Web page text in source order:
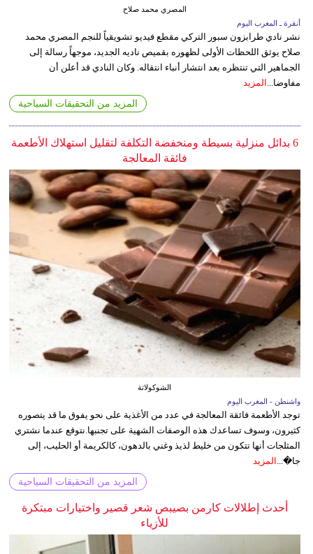
المصري محمد صلاح
أنقرة ـ المغرب اليوم
نشر نادي طرابزون سبور التركي مقطع فيديو تشويقياً للنجم المصري محمد
صلاح يوثق اللحظات الأولى لظهوره بقميص ناديه الجديد، موجهاً رسالة إلى
الجماهير التي تنتظره بعد انتشار أنباء انتقاله. وكان النادي قد أعلن أن
مفاوضا... المزيد
المزيد من التحقيقات السياحية
6 بدائل منزلية بسيطة ومنخفضة التكلفة لتقليل استهلاك الأطعمة
فائقة المعالجة
الشوكولاتة
واشنطن - المغرب اليوم
توجد الأطعمة فائقة المعالجة في عدد من الأغذية على نحو يفوق ما قد يتصوره
كثيرون، وسوف تساعدك هذه الوصفات الشهية على تجنبها.نتوقع عندما نشتري
المثلجات أنها تتكون من خليط لذيذ وغني بالدهون، كالكريمة أو الحليب، إلى
جا�... المزيد
المزيد من التحقيقات السياحية
أحدث إطلالات كارمن بصيبص شعر قصير واختيارات مبتكرة
للأزياء